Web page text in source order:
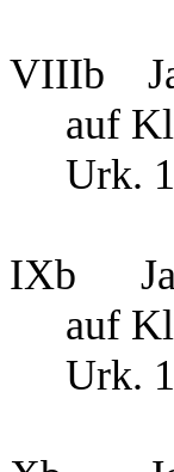
VIIIb
auf
Urk.
IXb
auf
Urk.